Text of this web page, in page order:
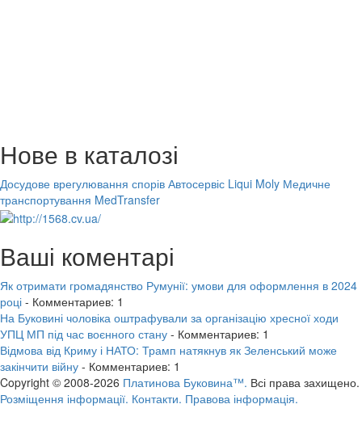
Нове в каталозі
Досудове врегулювання спорів Автосервіс Liqui Moly Медичне
транспортування MedTransfer
Ваші коментарі
Як отримати громадянство Румунії: умови для оформлення в 2024
році - Комментариев: 1
На Буковині чоловіка оштрафували за організацію хресної ходи
УПЦ МП під час воєнного стану - Комментариев: 1
Відмова від Криму і НАТО: Трамп натякнув як Зеленський може
закінчити війну - Комментариев: 1
Copyright © 2008-2026 Платинова Буковина™. Всі права захищено.
Розміщення інформації. Контакти. Правова інформація.